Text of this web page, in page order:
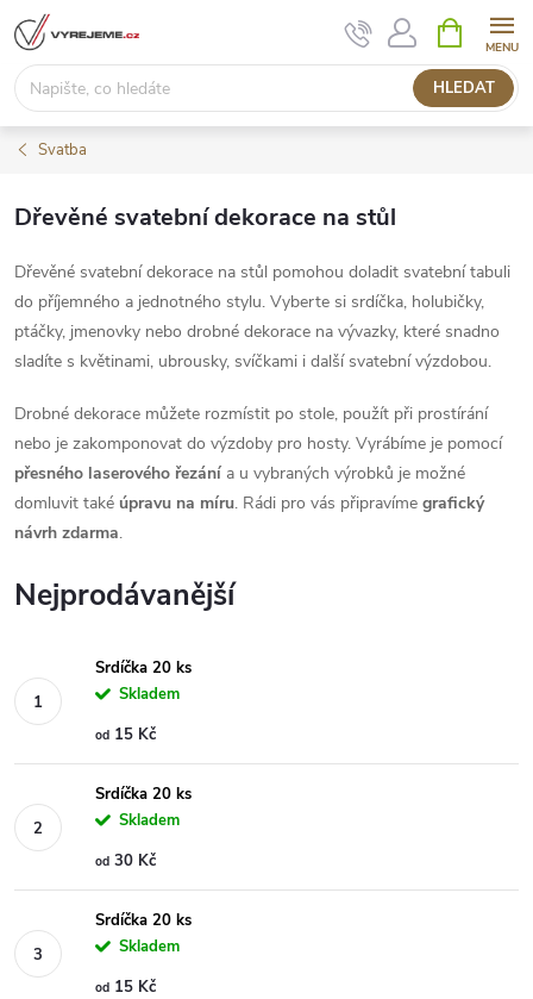
Přejít
na
obsah
HLEDAT
NÁKUPNÍ
KOŠÍK
Svatba
Dřevěné svatební dekorace na stůl
Dřevěné svatební dekorace na stůl pomohou doladit svatební tabuli
do příjemného a jednotného stylu. Vyberte si srdíčka, holubičky,
ptáčky, jmenovky nebo drobné dekorace na vývazky, které snadno
sladíte s květinami, ubrousky, svíčkami i další svatební výzdobou.
Drobné dekorace můžete rozmístit po stole, použít při prostírání
nebo je zakomponovat do výzdoby pro hosty. Vyrábíme je pomocí
přesného laserového řezání a u vybraných výrobků je možné
domluvit také úpravu na míru. Rádi pro vás připravíme grafický
návrh zdarma.
Nejprodávanější
Srdíčka 20 ks
Skladem
od 15 Kč
Srdíčka 20 ks
Skladem
od 30 Kč
Srdíčka 20 ks
Skladem
od 15 Kč